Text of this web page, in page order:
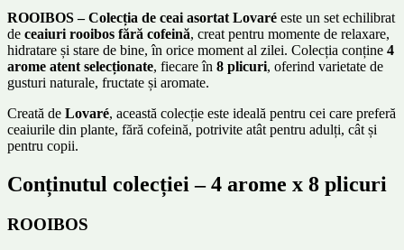
ROOIBOS – Colecția de ceai asortat Lovaré este un set echilibrat
de ceaiuri rooibos fără cofeină, creat pentru momente de relaxare,
hidratare și stare de bine, în orice moment al zilei. Colecția conține 4
arome atent selecționate, fiecare în 8 plicuri, oferind varietate de
gusturi naturale, fructate și aromate.
Creată de Lovaré, această colecție este ideală pentru cei care preferă
ceaiurile din plante, fără cofeină, potrivite atât pentru adulți, cât și
pentru copii.
Conținutul colecției – 4 arome x 8 plicuri
ROOIBOS